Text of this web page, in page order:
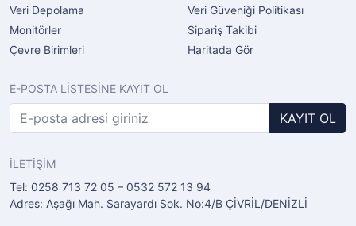
Veri Depolama
Monitörler
Çevre Birimleri
Veri Güveniği Politikası
Sipariş Takibi
Haritada Gör
E-POSTA LİSTESİNE KAYIT OL
KAYIT OL
İLETİŞİM
Tel: 0258 713 72 05 – 0532 572 13 94
Adres: Aşağı Mah. Sarayardı Sok. No:4/B ÇİVRİL/DENİZLİ